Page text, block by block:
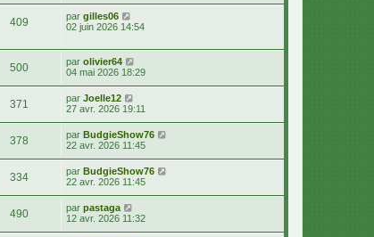
409 par gilles06
02 juin 2026 14:54
500 par olivier64
04 mai 2026 18:29
371 par Joelle12
27 avr. 2026 19:11
378 par BudgieShow76
22 avr. 2026 11:45
334 par BudgieShow76
22 avr. 2026 11:45
490 par pastaga
12 avr. 2026 11:32